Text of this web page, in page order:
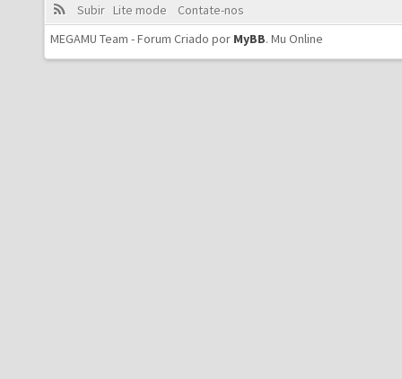
Subir Lite mode
Contate-nos
MEGAMU Team - Forum Criado por MyBB. Mu Online